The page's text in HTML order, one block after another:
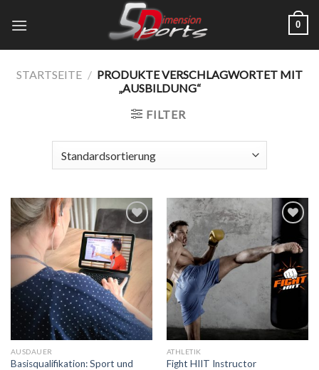
Inhalt
0
STARTSEITE / PRODUKTE VERSCHLAGWORTET MIT
„AUSBILDUNG“
FILTER
Add to
wishlist
AUSDAUER
Basisqualifikation: Sport und
wishlist
ATHLETIK
Fight HIIT Instructor